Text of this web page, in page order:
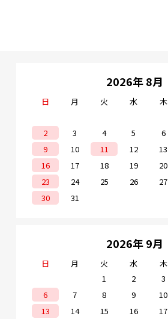
2026年 8月
日 月 火 水 木
2
3 4 5 6
9
10 11 12 13
16
17 18 19 20
23
24 25 26 27
30
31
2026年 9月
日 月 火 水 木
1
2 3
6
7 8 9 10
13
14 15 16 17